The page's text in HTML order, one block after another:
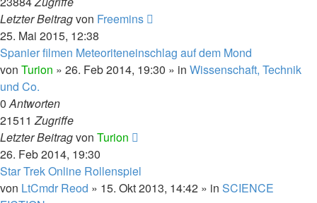
Letzter Beitragvon Freemins
25. Mai 2015, 12:38
Spanier filmen Meteoriteneinschlag auf dem Mond
von Turion » 26. Feb 2014, 19:30 » in Wissenschaft, Technik
und Co.
0Antworten
21511Zugriffe
Letzter Beitragvon Turion
26. Feb 2014, 19:30
Star Trek Online Rollenspiel
von LtCmdr Reod » 15. Okt 2013, 14:42 » in SCIENCE